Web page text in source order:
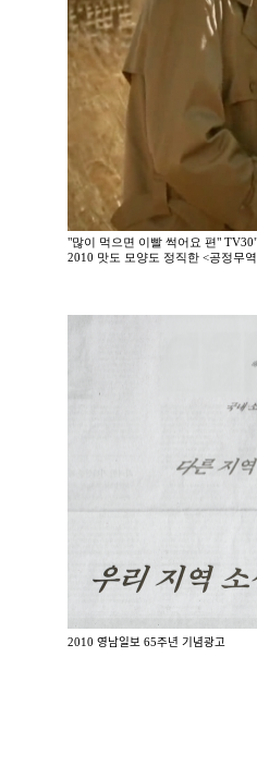
"많이 먹으면 이빨 썩어요 편" TV30"
2010 맛도 모양도 정직한 <공정무
2010 영남일보 65주년 기념광고